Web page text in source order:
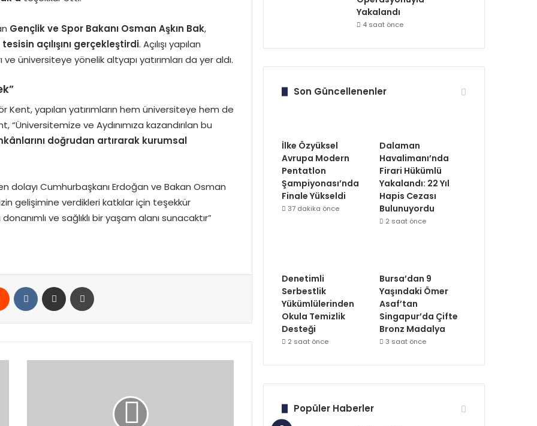
Gençlik ve Spor Bakanı Osman Aşkın Bak,
açılışını gerçekleştirdi. Açılışı yapılan
üniversiteye yönelik altyapı yatırımları da yer aldı.
Kent, yapılan yatırımların hem üniversiteye hem de
“Üniversitemize ve Aydınımıza kazandırılan bu
doğrudan artırarak kurumsal
dolayı Cumhurbaşkanı Erdoğan ve Bakan Osman
gelişimine verdikleri katkılar için teşekkür
ve sağlıklı bir yaşam alanı sunacaktır”
Reddit VKontakteE-Posta ile paylaş
Yakalandı
4 saat önce
Son Güncellenenler
İlke Özyüksel
Avrupa Modern
Pentatlon
Şampiyonası’nda
Finale Yükseldi
37 dakika önce
Dalaman
Havalimanı’nda
Firari Hükümlü
Yakalandı: 22 Yıl
Hapis Cezası
Bulunuyordu
2 saat önce
Denetimli
Serbestlik
Yükümlülerinden
Okula Temizlik
Desteği
2 saat önce
Bursa’dan 9
Yaşındaki Ömer
Asaf’tan
Singapur’da Çifte
Bronz Madalya
3 saat önce
Popüler Haberler